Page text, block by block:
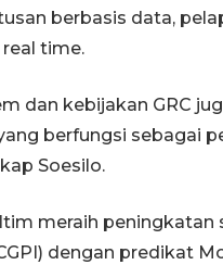
berbasis data,
time.
dan kebijakan GRC
berfungsi sebagai
Soesilo.
meraih
dengan predikat